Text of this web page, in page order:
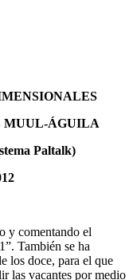
MUUL-ÁGUILA
Paltalk)
y comentando el
También se ha
los doce, para el que
las vacantes por medio